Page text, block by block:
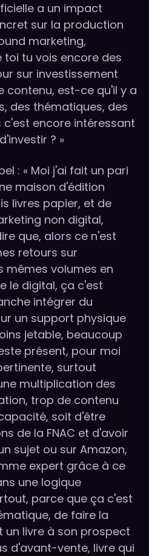
a un impact
sur la production
marketing,
tu vois encore des
sur investissement
contenu, est-ce qu'il y a
des thématiques, des
encore intéressant
? »
: « Moi j'ai fait un pari
maison d'édition
livres papier, et de
non digital,
que, alors ce n'est
retours sur
mêmes volumes en
le digital, ça c'est
intégrer du
un support physique
jetable, beaucoup
présent, pour moi
surtout
multiplication des
trop de contenu
soit d'être
de la FNAC et d'avoir
sujet ou sur Amazon,
expert grâce à ce
une logique
parce que ça c'est
de faire la
livre à son prospect
d'avant-vente, livre qui